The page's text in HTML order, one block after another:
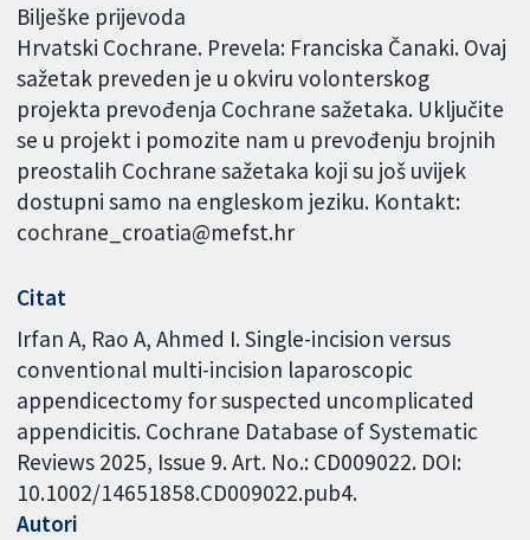
Bilješke prijevoda
Hrvatski Cochrane. Prevela: Franciska Čanaki. Ovaj
sažetak preveden je u okviru volonterskog
projekta prevođenja Cochrane sažetaka. Uključite
se u projekt i pomozite nam u prevođenju brojnih
preostalih Cochrane sažetaka koji su još uvijek
dostupni samo na engleskom jeziku. Kontakt:
cochrane_croatia@mefst.hr
Citat
Irfan A, Rao A, Ahmed I. Single-incision versus
conventional multi-incision laparoscopic
appendicectomy for suspected uncomplicated
appendicitis. Cochrane Database of Systematic
Reviews 2025, Issue 9. Art. No.: CD009022. DOI:
10.1002/14651858.CD009022.pub4.
Autori